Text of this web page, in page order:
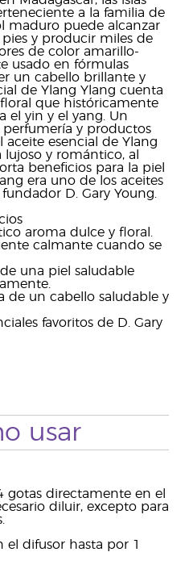
a la familia de
maduro puede alcanzar
y producir miles de
de color amarillo-
usado en fórmulas
un cabello brillante y
de Ylang Ylang cuenta
que históricamente
el yin y el yang. Un
y productos
esencial de Ylang
y romántico, al
beneficios para la piel
era uno de los aceites
D. Gary Young.
aroma dulce y floral.
calmante cuando se
una piel saludable
de un cabello saludable y
favoritos de D. Gary
usar
gotas directamente en el
diluir, excepto para
el difusor hasta por 1